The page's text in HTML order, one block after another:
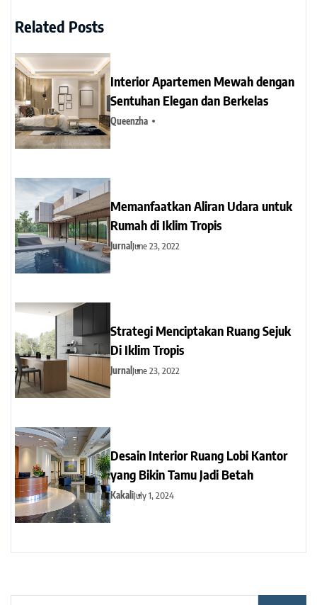
Related Posts
Interior Apartemen Mewah dengan
Sentuhan Elegan dan Berkelas
Queenzha
Memanfaatkan Aliran Udara untuk
Rumah di Iklim Tropis
Jurnal June 23, 2022
Strategi Menciptakan Ruang Sejuk
Di Iklim Tropis
Jurnal June 23, 2022
Desain Interior Ruang Lobi Kantor
yang Bikin Tamu Jadi Betah
KakaliJuly 1, 2024